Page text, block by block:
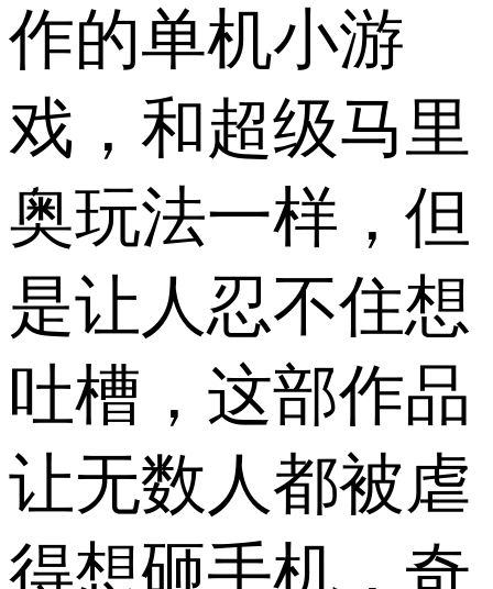
作的单机小游
戏，和超级马里
奥玩法一样，但
是让人忍不住想
吐槽，这部作品
让无数人都被虐
得想砸手机，奇